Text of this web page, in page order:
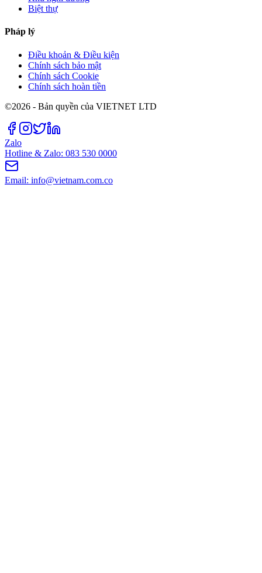
Biệt thự
Pháp lý
Điều khoản & Điều kiện
Chính sách bảo mật
Chính sách Cookie
Chính sách hoàn tiền
©2026 - Bản quyền của VIETNET LTD
Zalo
Hotline & Zalo: 083 530 0000
Email: info@vietnam.com.co